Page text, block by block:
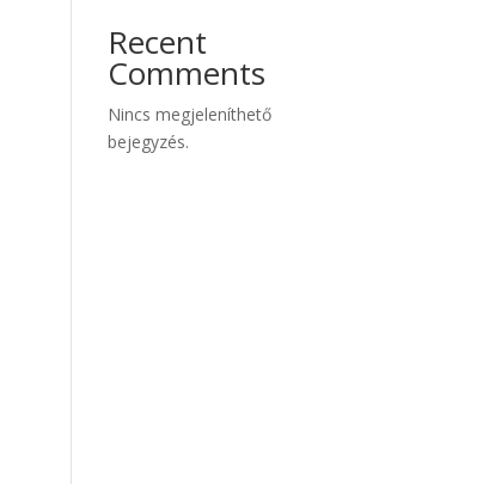
Recent
Comments
Nincs megjeleníthető
bejegyzés.